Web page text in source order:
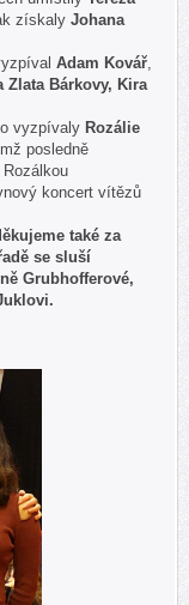
získaly Johana
Adam Kovář,
Zlata Bárkovy, Kira
vyzpívaly Rozálie
posledně
koncert vítězů
také za
se sluší
Grubhofferové,